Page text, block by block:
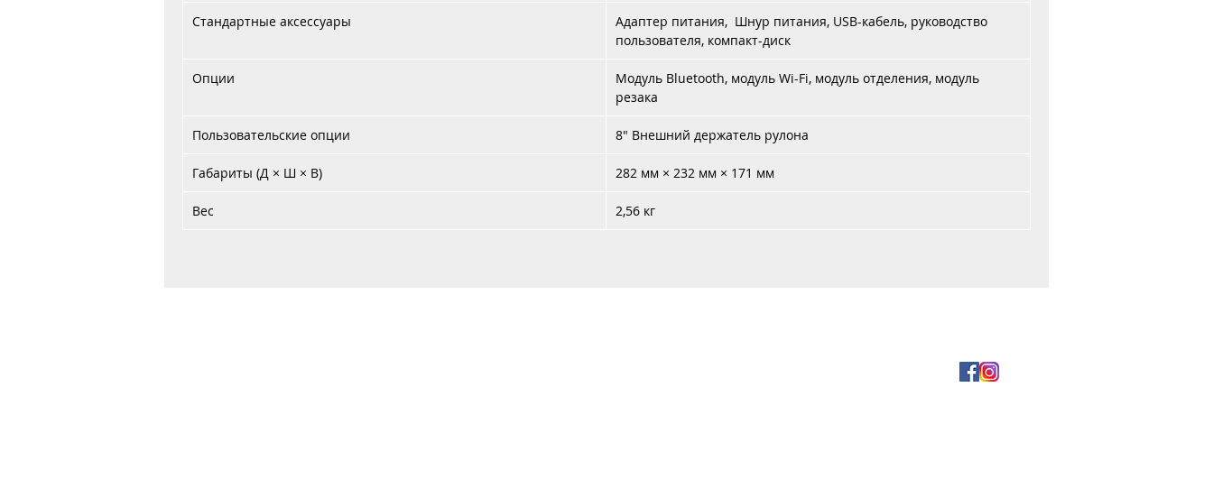
Стандартные аксессуары
Адаптер питания, Шнур питания, USB-кабель, руководство
пользователя, компакт-диск
Опции
Модуль Bluetooth, модуль Wi-Fi, модуль отделения, модуль
резака
Пользовательские опции 8" Внешний держатель рулона
Габариты (Д × Ш × В) 282 мм × 232 мм × 171 мм
Вес 2,56 кг